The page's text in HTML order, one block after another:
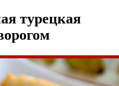
турецкая